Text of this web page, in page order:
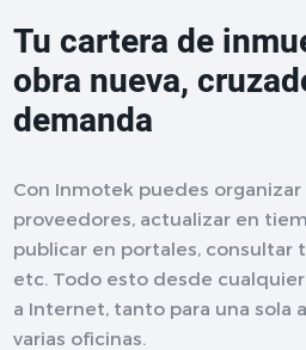
Tu cartera de
obra nueva,
demanda
Con Inmotek puedes
proveedores, actualizar en
publicar en portales, consultar
etc. Todo esto desde
a Internet, tanto para una sola
varias oficinas.